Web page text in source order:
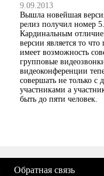
9.09.2013
Вышла новейшая
релиз получил номер
Кардинальным
версии является то
имеет возможность
групповые
видеоконференции
совершать не только с
участниками а
быть до пяти человек.
Обратная связь